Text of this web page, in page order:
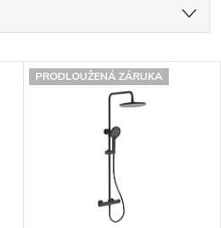
PRODLOUŽENÁ ZÁRUKA